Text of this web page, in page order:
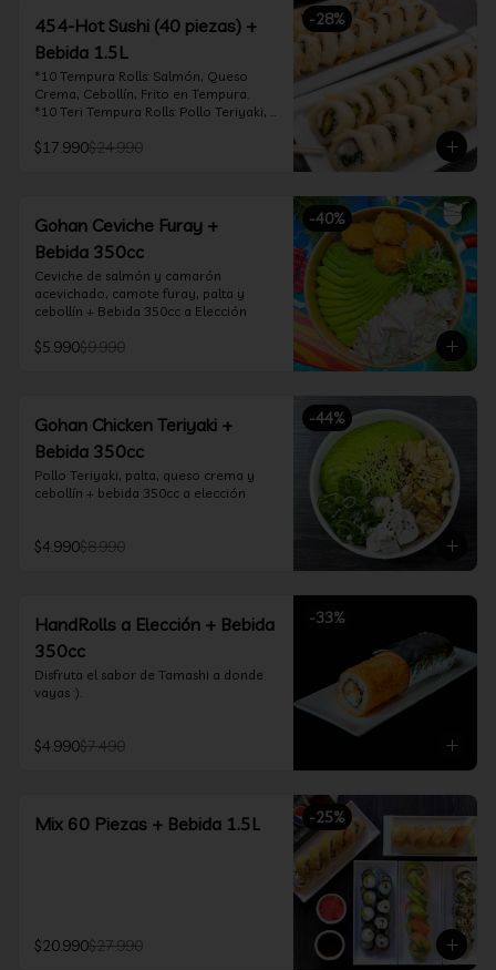
salmón y bañado en salsa acevichada
*10 Tempura Rolls: Salmón, Queso
Crema, Cebollín, Frito en Tempura.
*Incluye 2 palitos, 2 soya 30ml, 1 salsa
teriyaki 30ml
-28%
454-Hot Sushi (40 piezas) +
Bebida 1.5L
*10 Tempura Rolls: Salmón, Queso
Crema, Cebollín, Frito en Tempura.
*10 Teri Tempura Rolls: Pollo Teriyaki,
Tempura
Queso Crema y Cebollín, frito en
tempura
*Incluye 2 palitos, 2 soya 30ml, 1 salsa
teriyaki 30ml
$17.990$24.990
-40%
Gohan Ceviche Furay +
Bebida 350cc
Ceviche de salmón y camarón
acevichado, camote furay, palta y
cebollín + Bebida 350cc a Elección
$5.990$9.990
-44%
Gohan Chicken Teriyaki +
Bebida 350cc
Pollo Teriyaki, palta, queso crema y
cebollín + bebida 350cc a elección
$4.990$8.990
-33%
HandRolls a Elección + Bebida
350cc
Disfruta el sabor de Tamashi a donde
vayas :).
$4.990$7.490
-25%
Mix 60 Piezas + Bebida 1.5L
$20.990$27.990